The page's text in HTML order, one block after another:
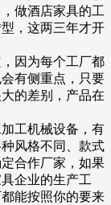
做酒店家具的工
，这两三年才开
因为每个工厂都
有侧重点，只要
的差别，产品在
工机械设备，有
风格不同、款式
合作厂家，如果
企业的生产工
能按照你的要来